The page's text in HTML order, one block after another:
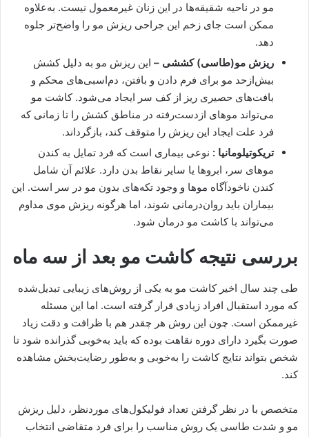
مو در ناحیه شقیقه‌ها در این زنان غیرمعمول نیست. به‌علاوه
ممکن است جای زخم این جراحی ریزش مو را واضح‌تر جلوه
دهد.
ریزش مو(طاسی) کششی – این ریزش مو به دلیل کشش
بیش‌ازحد مو برای فرم دادن و بافتن، دم‌اسبی‌های محکم و
بافت‌های حصیری ریز از کف سر ایجاد می‌شود. کاشت مو
می‌تواند موهای ازدست‌رفته در مناطق کشش را تا زمانی که
فرد علت ایجاد این ریزش را متوقف کند، بازگرداند.
تریکوتیلومانیا : نوعی بیماری است که فرد تمایل به کندن
موهای سر، ابروها یا سایر نقاط بدن دارد. علائم آن شامل
کندن ناخودآگاه موها و وجود تکه‌های بدون مو در سر است. این
بیماران باید روان‌درمانی شوند، اما هرگونه ریزش موی مداوم
می‌تواند با کاشت مو درمان شود.
بررسی نتیجه کاشت مو بعد از سه ماه
طی چند سال اخیر کاشت مو به یکی از روش‌های زیبایی تبدیل‌شده
که مورد استقبال افراد زیادی قرار گرفته است. اما این مسئله
غیرممکن است. چون این روش هر چقدر هم با ظرافت و دقت زیاد
صورت بگیرد دارای دوره نقاهت بوده که باید به‌خوبی گذرانده شود تا
شخص بتواند نتایج کاشت را به‌خوبی و به‌طور رضایت‌بخش مشاهده
کند.
متخصص با در نظر گرفتن تعداد فولیکول‌های موردنظر، دلیل ریزش
مو و شدت طاسی یک روش مناسب را برای فرد متقاضی انتخاب